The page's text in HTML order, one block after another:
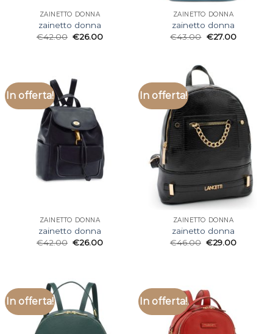
ZAINETTO DONNA
zainetto donna
€42.00 €26.00
ZAINETTO DONNA
zainetto donna
€43.00 €27.00
In offerta!
ZAINETTO DONNA
zainetto donna
€42.00 €26.00
In offerta!
ZAINETTO DONNA
zainetto donna
€46.00 €29.00
In offerta! In offerta!